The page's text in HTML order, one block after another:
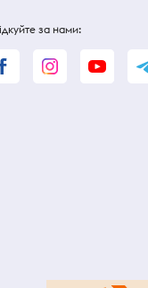
за нами: